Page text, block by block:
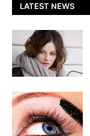
LATEST NEWS